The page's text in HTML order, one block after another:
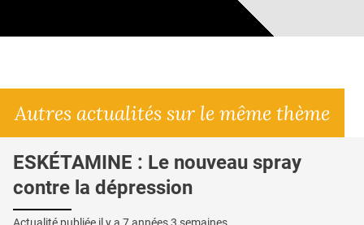
Autres actualités sur le même thème
ESKÉTAMINE : Le nouveau spray
contre la dépression
Actualité publiée il y a 7 années 3 semaines